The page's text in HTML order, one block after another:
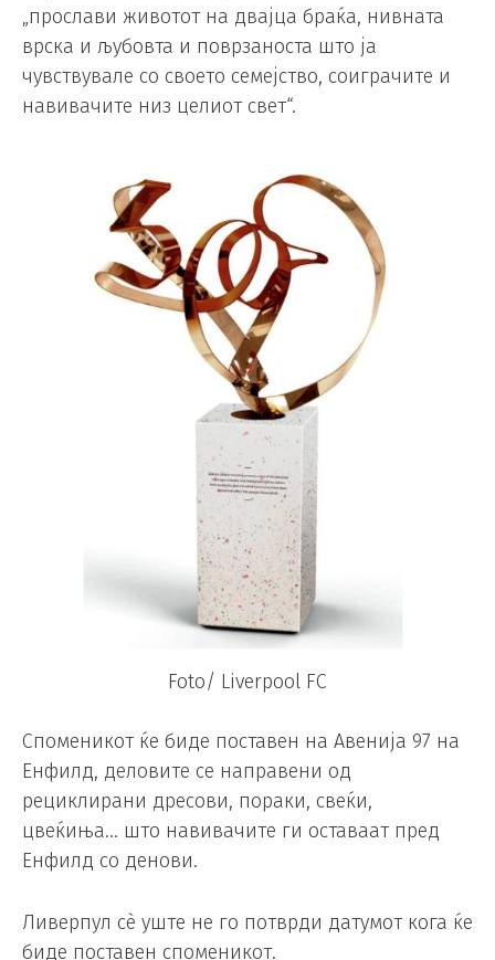
„прослави животот на двајца браќа, нивната
врска и љубовта и поврзаноста што ја
чувствувале со своето семејство, соиграчите и
навивачите низ целиот свет“.
Foto/ Liverpool FC
Споменикот ќе биде поставен на Авенија 97 на
Енфилд, деловите се направени од
рециклирани дресови, пораки, свеќи,
цвеќиња… што навивачите ги оставаат пред
Енфилд со денови.
Ливерпул сè уште не го потврди датумот кога ќе
биде поставен споменикот.